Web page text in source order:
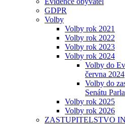
GDPR
Volby
Volby rok 2021
Volby rok 2022
Volby rok 2023
Volby rok 2024
Volby do
června 2024
Volby do
Senátu
Volby rok 2025
Volby rok 2026
ZASTUPITELSTVO